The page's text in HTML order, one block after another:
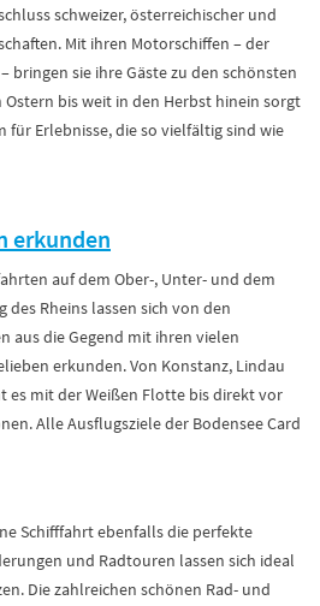
schweizer, österreichischer und
Mit ihren Motorschiffen – der
bringen sie ihre Gäste zu den schönsten
Ostern bis weit in den Herbst hinein sorgt
für Erlebnisse, die so vielfältig sind wie
erkunden
auf dem Ober-, Unter- und dem
des Rheins lassen sich von den
aus die Gegend mit ihren vielen
erkunden. Von Konstanz, Lindau
es mit der Weißen Flotte bis direkt vor
Alle Ausflugsziele der Bodensee Card
Schifffahrt ebenfalls die perfekte
und Radtouren lassen sich ideal
Die zahlreichen schönen Rad- und